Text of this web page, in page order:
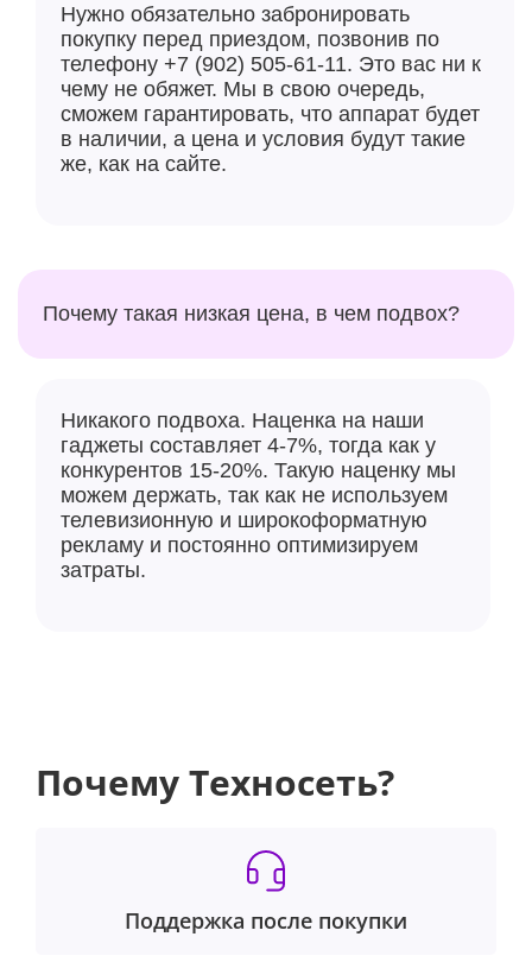
Нужно обязательно забронировать
покупку перед приездом, позвонив по
телефону +7 (902) 505-61-11. Это вас ни к
чему не обяжет. Мы в свою очередь,
сможем гарантировать, что аппарат будет
в наличии, а цена и условия будут такие
же, как на сайте.
Почему такая низкая цена, в чем подвох?
Никакого подвоха. Наценка на наши
гаджеты составляет 4-7%, тогда как у
конкурентов 15-20%. Такую наценку мы
можем держать, так как не используем
телевизионную и широкоформатную
рекламу и постоянно оптимизируем
затраты.
Почему Техносеть?
Поддержка после покупки